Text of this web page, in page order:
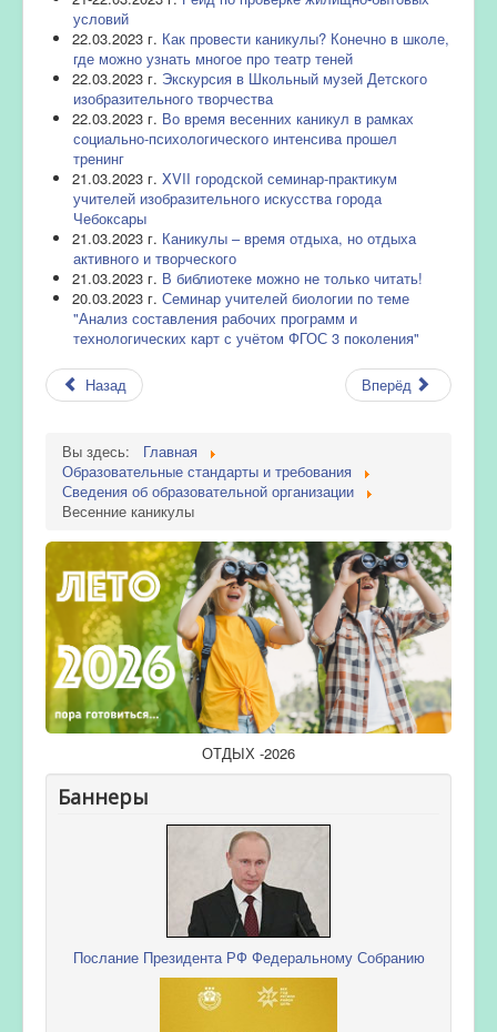
условий
22.03.2023 г. Как провести каникулы? Конечно в школе,
где можно узнать многое про театр теней
22.03.2023 г. Экскурсия в Школьный музей Детского
изобразительного творчества
22.03.2023 г. Во время весенних каникул в рамках
социально-психологического интенсива прошел
тренинг
21.03.2023 г.XVII городской семинар-практикум
учителей изобразительного искусства города
Чебоксары
21.03.2023 г. Каникулы – время отдыха, но отдыха
активного и творческого
21.03.2023 г. В библиотеке можно не только читать!
20.03.2023 г.Семинар учителей биологии по теме
"Анализ составления рабочих программ и
технологических карт с учётом ФГОС 3 поколения"
Назад Вперёд
Вы здесь:
Главная
Образовательные стандарты и требования
Сведения об образовательной организации
Весенние каникулы
ОТДЫХ -2026
Баннеры
Послание Президента РФ Федеральному Собранию